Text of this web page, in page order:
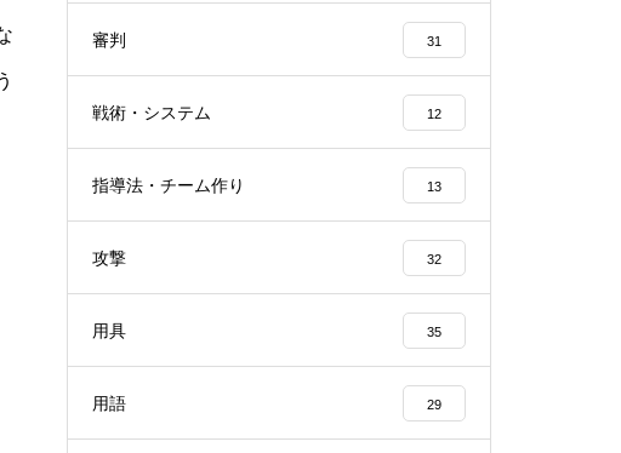
審判 31
戦術・システム 12
指導法・チーム作り 13
攻撃 32
用具 35
用語 29